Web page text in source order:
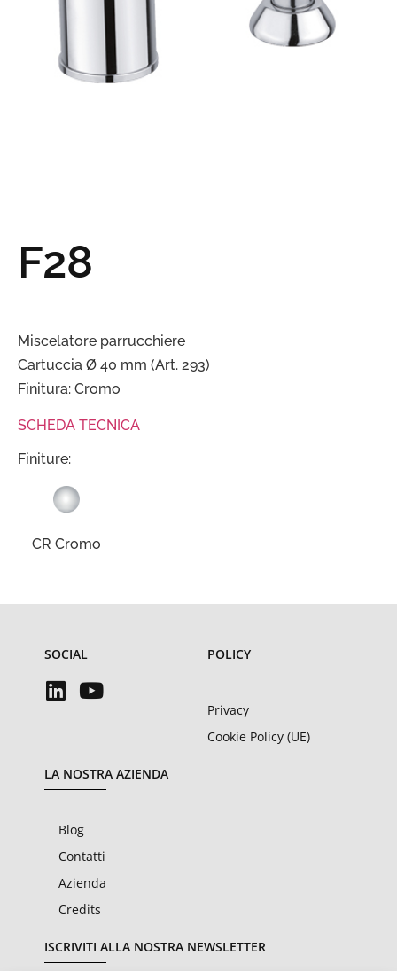
F28
Miscelatore parrucchiere
Cartuccia Ø 40 mm (Art. 293)
Finitura: Cromo
SCHEDA TECNICA
Finiture:
CR Cromo
SOCIAL POLICY
Privacy
Cookie Policy (UE)
LA NOSTRA AZIENDA
Blog
Contatti
Azienda
Credits
ISCRIVITI ALLA NOSTRA NEWSLETTER